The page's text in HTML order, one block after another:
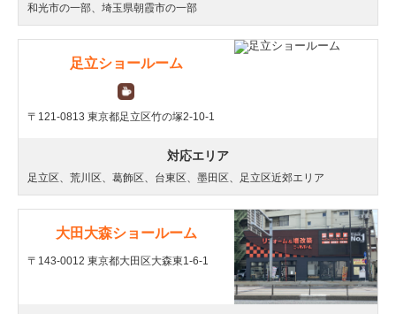
和光市の一部、埼玉県朝霞市の一部
足立ショールーム
〒121-0813 東京都足立区竹の塚2-10-1
対応エリア
足立区、荒川区、葛飾区、台東区、墨田区、足立区近郊エリア
大田大森ショールーム
〒143-0012 東京都大田区大森東1-6-1